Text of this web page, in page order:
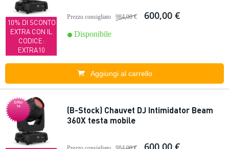
10% DI SCONTO
EXTRA CON IL
CODICE:
EXTRA10
Prezzo consigliato 984,00 € 600,00 €
Disponibile
Aggiungi al carrello
Offer
ta
(B-Stock) Chauvet DJ Intimidator Beam
360X testa mobile
600,00 €